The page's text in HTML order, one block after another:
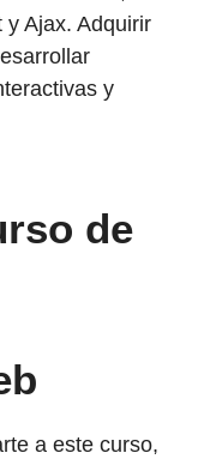
Ajax. Adquirir
y
de
a este curso,